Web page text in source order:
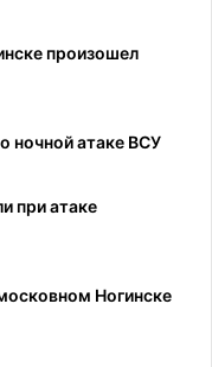
произошел
ночной атаке ВСУ
при атаке
Ногинске